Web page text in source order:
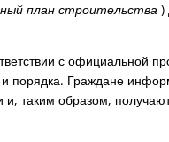
план строительства )
с официальной
и порядка. Граждане
и, таким образом,